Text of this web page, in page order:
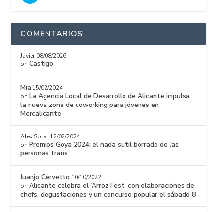
COMENTARIOS
Javier 08/08/2026
onCastigo
Mia 15/02/2024
on La Agencia Local de Desarrollo de Alicante impulsa
la nueva zona de coworking para jóvenes en
Mercalicante
Alex Solar 12/02/2024
on Premios Goya 2024: el nada sutil borrado de las
personas trans
Juanjo Cervetto 10/10/2022
onAlicante celebra el ‘Arroz Fest’ con elaboraciones de
chefs, degustaciones y un concurso popular el sábado 8